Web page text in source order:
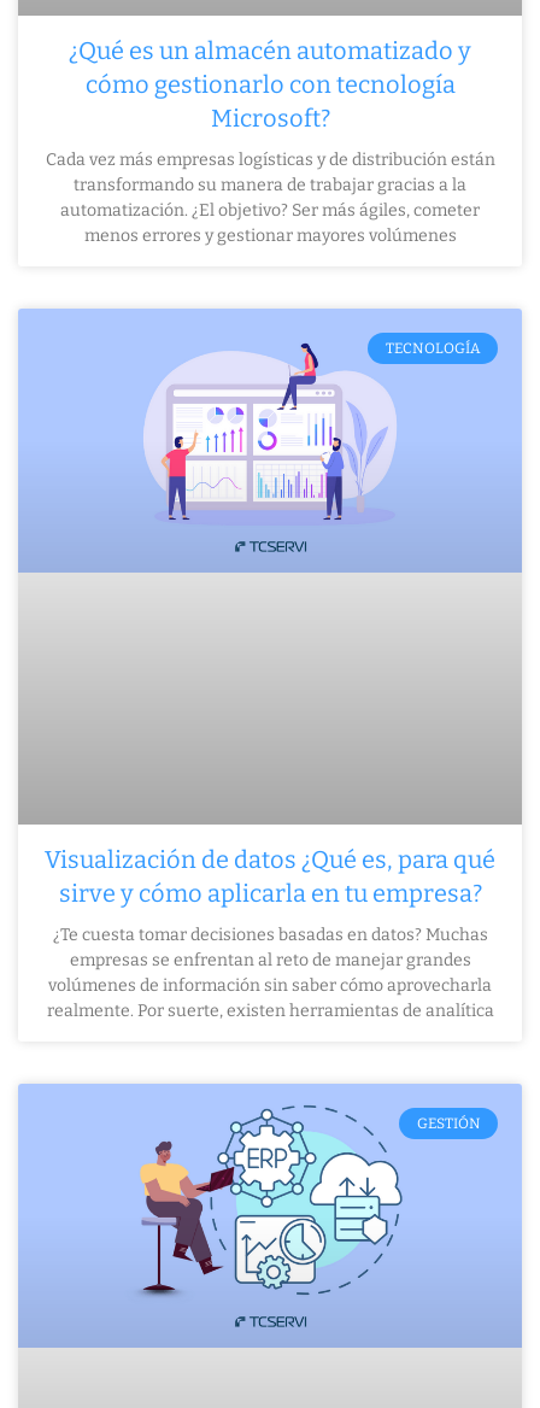
¿Qué es un almacén automatizado y
cómo gestionarlo con tecnología
Microsoft?
Cada vez más empresas logísticas y de distribución están
transformando su manera de trabajar gracias a la
automatización. ¿El objetivo? Ser más ágiles, cometer
menos errores y gestionar mayores volúmenes
TECNOLOGÍA
Visualización de datos ¿Qué es, para qué
sirve y cómo aplicarla en tu empresa?
¿Te cuesta tomar decisiones basadas en datos? Muchas
empresas se enfrentan al reto de manejar grandes
volúmenes de información sin saber cómo aprovecharla
realmente. Por suerte, existen herramientas de analítica
GESTIÓN